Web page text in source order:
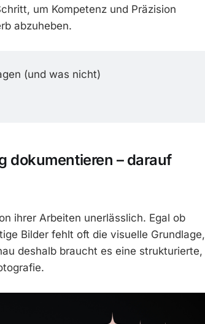
um Kompetenz und Präzision
abzuheben.
(und was nicht)
dokumentieren – darauf
ihrer Arbeiten unerlässlich. Egal ob
Bilder fehlt oft die visuelle Grundlage,
deshalb braucht es eine strukturierte,